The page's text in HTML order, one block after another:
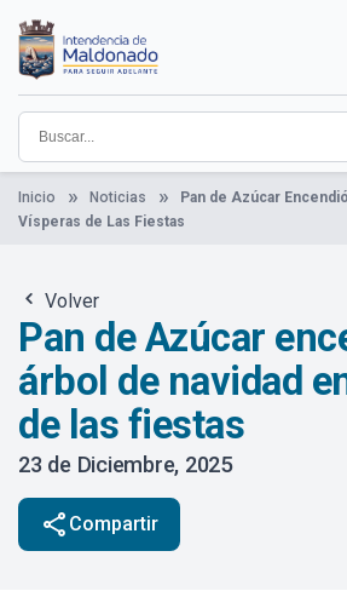
contenido
principal
Institucional
Municipios
Descubre Maldonado
Comunicación
Servicios
Guía De Trámites
Ver Noticias
Inicio Noticias
Pan de Azúcar
Vísperas de Las Fiestas
Volver
Pan de Azúcar
árbol de navidad
de las fiestas
23 de Diciembre, 2025
share Compartir